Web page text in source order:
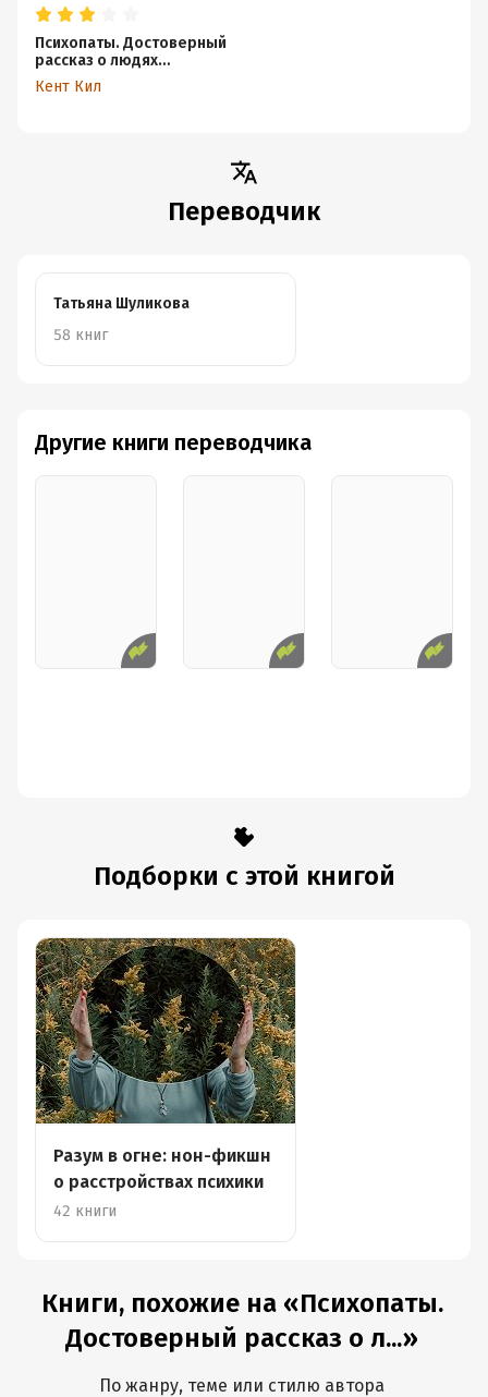
Психопаты. Достоверный
рассказ о людях
без жалости,
без совести,
Кент Кил
Переводчик
Татьяна Шуликова
58 книг
Другие книги переводчика
Подборки с этой книгой
Разум в огне: нон-фикшн
о расстройствах психики
42 книги
Книги, похожие на «Психопаты.
Достоверный рассказ о л...»
По жанру, теме или стилю автора